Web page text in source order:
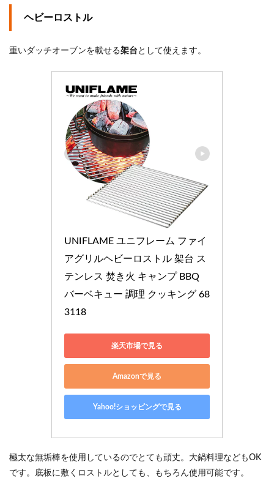
ヘビーロストル
重いダッチオーブンを載せる架台 として使えます。
UNIFLAME ユニフレーム ファイ
アグリルヘビーロストル 架台 ス
テンレス 焚き火 キャンプ BBQ
バーベキュー 調理 クッキング 68
3118
楽天市場で見る
Amazonで見る
Yahoo!ショッピングで見る
極太な無垢棒を使用しているのでとても頑丈。大鍋料理などもOK
です。底板に敷くロストルとしても、もちろん使用可能です。